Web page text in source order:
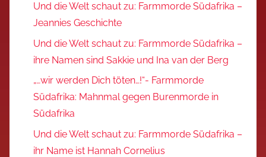
Und die Welt schaut zu: Farmmorde Südafrika –
Jeannies Geschichte
Und die Welt schaut zu: Farmmorde Südafrika –
ihre Namen sind Sakkie und Ina van der Berg
„…wir werden Dich töten…!“- Farmmorde
Südafrika: Mahnmal gegen Burenmorde in
Südafrika
Und die Welt schaut zu: Farmmorde Südafrika –
ihr Name ist Hannah Cornelius